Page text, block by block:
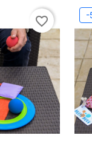
favorite_border -